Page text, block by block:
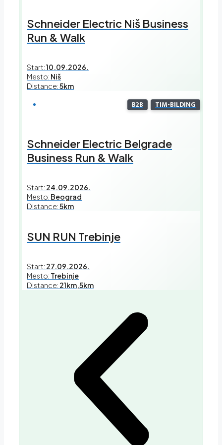
Schneider Electric Niš Business
Run & Walk
Start:10.09.2026.
Mesto: Niš
Distance:5km
B2B TIM-BILDING
Schneider Electric Belgrade
Business Run & Walk
Start: 24.09.2026.
Mesto: Beograd
Distance:5km
SUN RUN Trebinje
Start: 27.09.2026.
Mesto: Trebinje
Distance: 21km,5km